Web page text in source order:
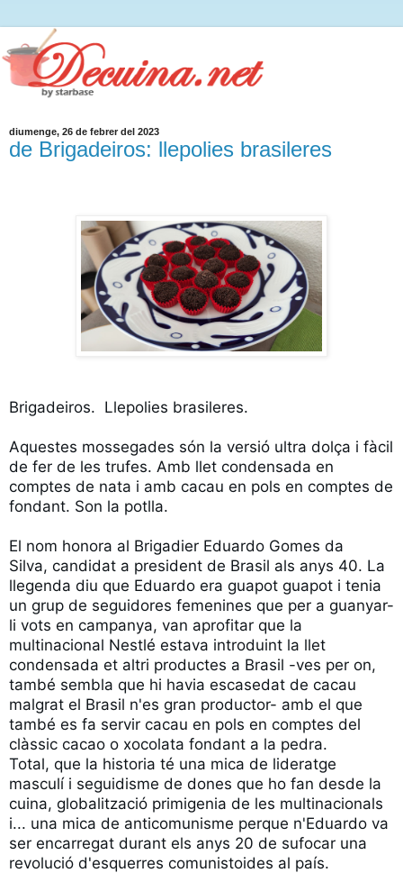
diumenge, 26 de febrer del 2023
de Brigadeiros: llepolies brasileres
Brigadeiros.  Llepolies brasileres.
Aquestes mossegades són la versió ultra dolça i fàcil
de fer de les trufes. Amb llet condensada en
comptes de nata i amb cacau en pols en comptes de
fondant. Son la potlla.
El nom honora al Brigadier Eduardo Gomes da
Silva, candidat a president de Brasil als anys 40. La
llegenda diu que Eduardo era guapot guapot i tenia
un grup de seguidores femenines que per a guanyar-
li vots en campanya, van aprofitar que la
multinacional Nestlé estava introduint la llet
condensada et altri productes a Brasil -ves per on,
també sembla que hi havia escasedat de cacau
malgrat el Brasil n'es gran productor- amb el que
també es fa servir cacau en pols en comptes del
clàssic cacao o xocolata fondant a la pedra.
Total, que la historia té una mica de lideratge
masculí i seguidisme de dones que ho fan desde la
cuina, globalització primigenia de les multinacionals
i... una mica de anticomunisme perque n'Eduardo va
ser encarregat durant els anys 20 de sufocar una
revolució d'esquerres comunistoides al país.